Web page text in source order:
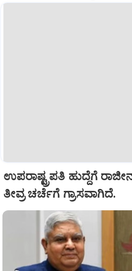
ಉಪರಾಷ್ಟ್ರಪತಿ ಹುದ್ದೆಗೆ
ತೀವ್ರ ಚರ್ಚೆಗೆ ಗ್ರಾಸವಾಗಿದೆ.